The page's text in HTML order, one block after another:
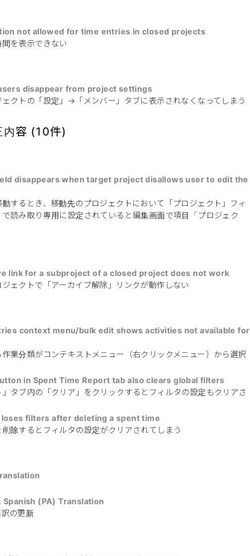
not allowed for time entries in closed projects
を表示できない
disappear from project settings
クトの「設定」→「メンバー」タブに表示されなくなってしまう
内容 (10件)
disappears when target project disallows user to edit the
するとき、移動先のプロジェクトにおいて「プロジェクト」フィ
読み取り専用に設定されていると編集画面で項目「プロジェク
link for a subproject of a closed project does not work
ェクトで「アーカイブ解除」リンクが動作しない
context menu/bulk edit shows activities not available for
業分類がコンテキストメニュー（右クリックメニュー）から選択
in Spent Time Report tab also clears global filters
」タブ内の「クリア」をクリックするとフィルタの設定もクリアさ
loses filters after deleting a spent time
削除するとフィルタの設定がクリアされてしまう
Spanish (PA) Translation
の更新